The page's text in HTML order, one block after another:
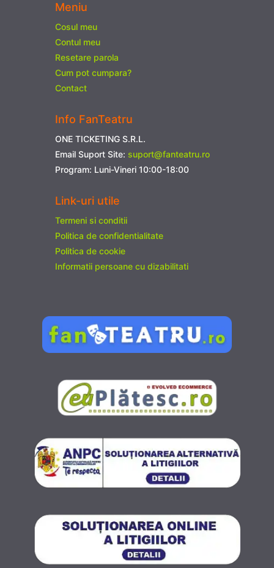
Meniu
Cosul meu
Contul meu
Resetare parola
Cum pot cumpara?
Contact
Info FanTeatru
ONE TICKETING S.R.L.
Email Suport Site: suport@fanteatru.ro
Program: Luni-Vineri 10:00-18:00
Link-uri utile
Termeni si conditii
Politica de confidentialitate
Politica de cookie
Informatii persoane cu dizabilitati